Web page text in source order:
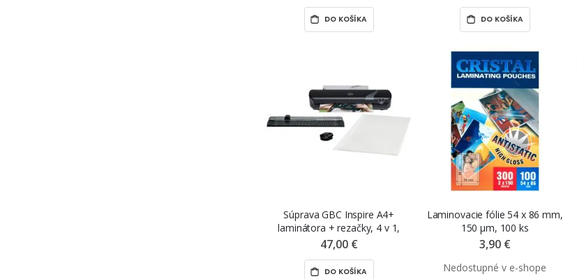
DO KOŠÍKA DO KOŠÍKA
Súprava GBC Inspire A4+
laminátora + rezačky, 4 v 1,
čierna
47,00 €
DO KOŠÍKA
Laminovacie fólie 54 x 86 mm,
150 µm, 100 ks
3,90 €